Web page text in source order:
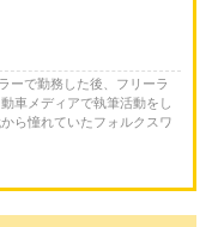
ーで勤務した後、フリーラ
車メディアで執筆活動をし
ら憧れていたフォルクスワ